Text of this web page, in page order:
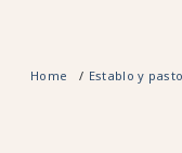
Home Establo y pasto